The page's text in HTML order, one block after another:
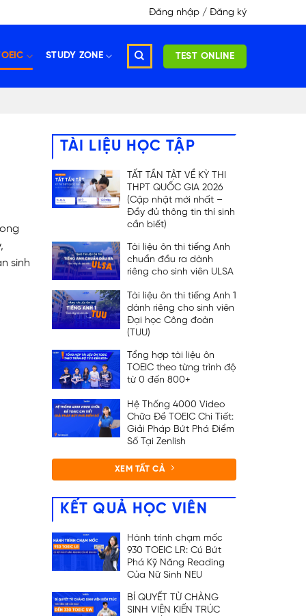
Đăng nhập / Đăng ký
STUDY ZONE TEST ONLINE
sinh
TÀI LIỆU HỌC TẬP
TẤT TẦN TẬT VỀ KỲ THI
THPT QUỐC GIA 2026
(Cập nhật mới nhất –
Đầy đủ thông tin thí sinh
cần biết)
Tài liệu ôn thi tiếng Anh
chuẩn đầu ra dành
riêng cho sinh viên ULSA
Tài liệu ôn thi tiếng Anh 1
dành riêng cho sinh viên
Đại học Công đoàn
(TUU)
Tổng hợp tài liệu ôn
TOEIC theo từng trình độ
từ 0 đến 800+
Hệ Thống 4000 Video
Chữa Đề TOEIC Chi Tiết:
Giải Pháp Bứt Phá Điểm
Số Tại Zenlish
XEM TẤT CẢ
KẾT QUẢ HỌC VIÊN
Hành trình chạm mốc
930 TOEIC LR: Cú Bứt
Phá Kỹ Năng Reading
Của Nữ Sinh NEU
BÍ QUYẾT TỪ CHÀNG
SINH VIÊN KIẾN TRÚC